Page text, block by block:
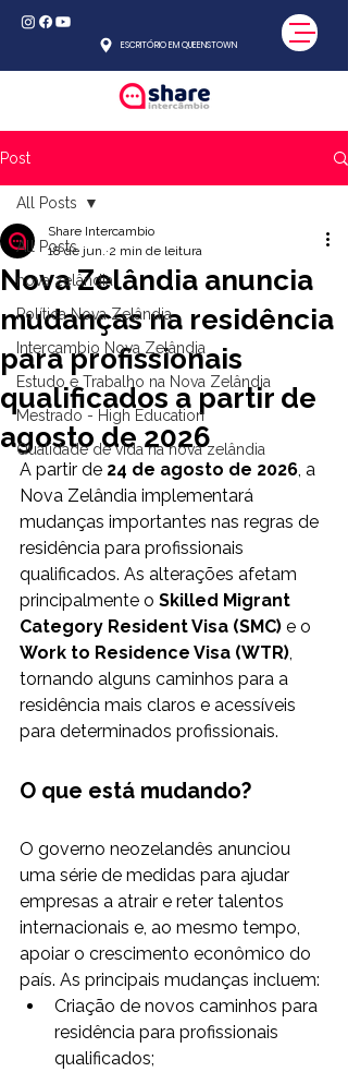
ESCRITÓRIO EM QUEENSTOWN
Post
All Posts
nova zelândia
Política Nova Zelândia
Intercambio Nova Zelândia
Estudo e Trabalho na Nova Zelândia
Mestrado - High Education
Qualidade de vida na nova zelândia
All Posts
Nova Zelândia anuncia
mudanças na residência
para profissionais
qualificados a partir de
agosto de 2026
Share Intercambio
18 de jun. 2 min de leitura
A partir de 24 de agosto de 2026, a
Nova Zelândia implementará
mudanças importantes nas regras de
residência para profissionais
qualificados. As alterações afetam
principalmente o Skilled Migrant
Category Resident Visa (SMC) e o
Work to Residence Visa (WTR),
tornando alguns caminhos para a
residência mais claros e acessíveis
para determinados profissionais.
O que está mudando?
O governo neozelandês anunciou
uma série de medidas para ajudar
empresas a atrair e reter talentos
internacionais e, ao mesmo tempo,
apoiar o crescimento econômico do
país. As principais mudanças incluem:
Criação de novos caminhos para
residência para profissionais
qualificados;